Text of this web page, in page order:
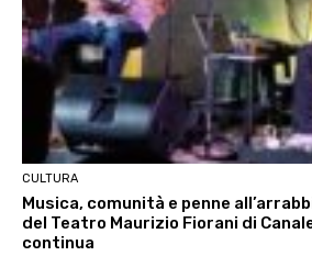
CULTURA
Musica, comunità e penne
del Teatro Maurizio Fiorani di
continua